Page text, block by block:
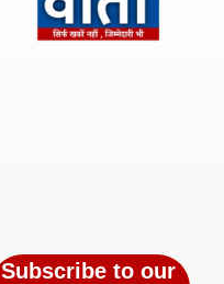
Subscribe to our